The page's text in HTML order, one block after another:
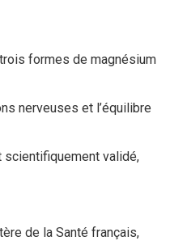
formes de magnésium
nerveuses et l’équilibre
scientifiquement validé,
de la Santé français,